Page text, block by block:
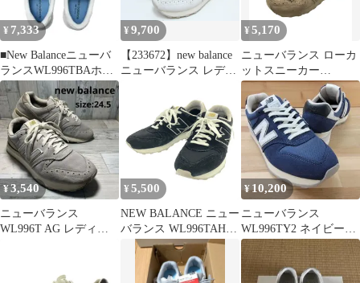
¥ 7,333
■New Balanceニューバ
ランスWL996TBAホワ
イト24.5■
¥9,700
【233672】new balance
ニューバランス レディ
ホワイト
¥ 5,170
ニューバランス ローカ
ットスニーカー
WL996TJ2 レディース
SIZE 23.5 (M) NEW
BALANCE
¥3,540
ニューバランス
WL996T AG レディー
¥ 5,500
NEW BALANCE ニュー
バランス WL996TAH
スニーカー ブラック
¥10,200
ニューバランス
WL996TY2 ネイビー
23cm